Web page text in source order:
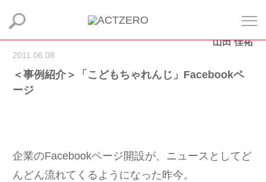
山田 佳祐
2011.06.08
＜事例紹介＞「こどもちゃれんじ」Facebookペ
ージ
企業のFacebookページ開設が、ニュースとしてど
んどん流れてくるようになった昨今。